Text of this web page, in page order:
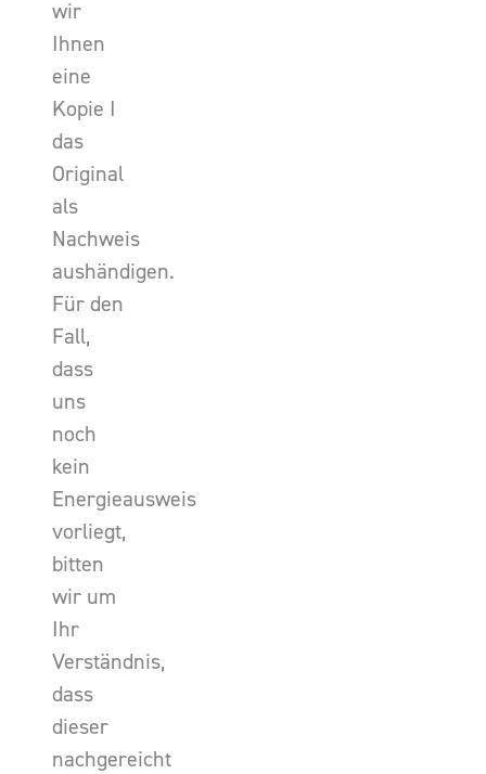
wir
Ihnen
eine
Kopie I
das
Original
als
Nachweis
aushändigen.
Für den
Fall,
dass
uns
noch
kein
Energieausweis
vorliegt,
bitten
wir um
Ihr
Verständnis,
dass
dieser
nachgereicht